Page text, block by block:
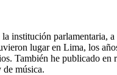
institución
lugar en Lima, los
También he publicado
de música.